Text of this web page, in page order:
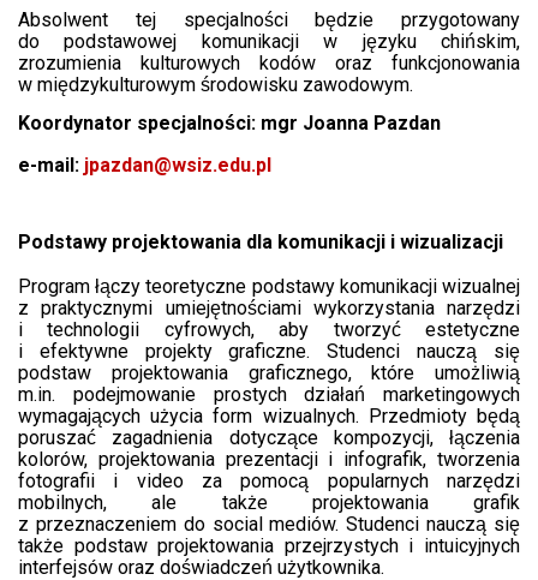
Absolwent tej specjalności będzie przygotowany
do podstawowej komunikacji w języku chińskim,
zrozumienia kulturowych kodów oraz funkcjonowania
w międzykulturowym środowisku zawodowym.
Koordynator specjalności: mgr Joanna Pazdan
e-mail: jpazdan@wsiz.edu.pl
Podstawy projektowania dla komunikacji i wizualizacji
Program łączy teoretyczne podstawy komunikacji wizualnej
z praktycznymi umiejętnościami wykorzystania narzędzi
i technologii cyfrowych, aby tworzyć estetyczne
i efektywne projekty graficzne. Studenci nauczą się
podstaw projektowania graficznego, które umożliwią
m.in. podejmowanie prostych działań marketingowych
wymagających użycia form wizualnych. Przedmioty będą
poruszać zagadnienia dotyczące kompozycji, łączenia
kolorów, projektowania prezentacji i infografik, tworzenia
fotografii i video za pomocą popularnych narzędzi
mobilnych, ale także projektowania grafik
z przeznaczeniem do social mediów. Studenci nauczą się
także podstaw projektowania przejrzystych i intuicyjnych
interfejsów oraz doświadczeń użytkownika.